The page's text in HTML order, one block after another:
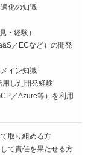
化の知識
・経験）
／ECなど）の開発
イン知識
用した開発経験
／Azure等）を利用
取り組める方
て責任を果たせる方